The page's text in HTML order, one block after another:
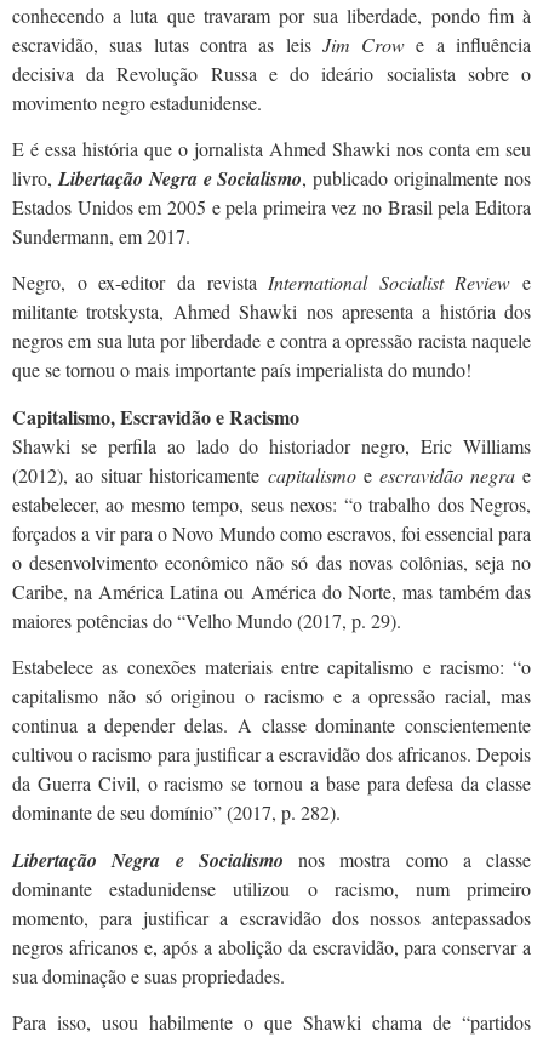
conhecendo a luta que travaram por sua liberdade, pondo fim à
escravidão, suas lutas contra as leis Jim Crow e a influência
decisiva da Revolução Russa e do ideário socialista sobre o
movimento negro estadunidense.
E é essa história que o jornalista Ahmed Shawki nos conta em seu
livro, Libertação Negra e Socialismo, publicado originalmente nos
Estados Unidos em 2005 e pela primeira vez no Brasil pela Editora
Sundermann, em 2017.
Negro, o ex-editor da revistaInternational Socialist Review e
militante trotskysta, Ahmed Shawki nos apresenta a história dos
negros em sua luta por liberdade e contra a opressão racista naquele
que se tornou o mais importante país imperialista do mundo!
Capitalismo, Escravidão e Racismo
Shawki se perfila ao lado do historiador negro, Eric Williams
(2012), ao situar historicamente capitalismo e escravidão negra e
estabelecer, ao mesmo tempo, seus nexos: “o trabalho dos Negros,
forçados a vir para o Novo Mundo como escravos, foi essencial para
o desenvolvimento econômico não só das novas colônias, seja no
Caribe, na América Latina ou América do Norte, mas também das
maiores potências do “Velho Mundo (2017, p. 29).
Estabelece as conexões materiais entre capitalismo e racismo: “o
capitalismo não só originou o racismo e a opressão racial, mas
continua a depender delas. A classe dominante conscientemente
cultivou o racismo para justificar a escravidão dos africanos. Depois
da Guerra Civil, o racismo se tornou a base para defesa da classe
dominante de seu domínio” (2017, p. 282).
Libertação Negra e Socialismo nos mostra como a classe
dominante estadunidense utilizou o racismo, num primeiro
momento, para justificar a escravidão dos nossos antepassados
negros africanos e, após a abolição da escravidão, para conservar a
sua dominação e suas propriedades.
Para isso, usou habilmente o que Shawki chama de “partidos